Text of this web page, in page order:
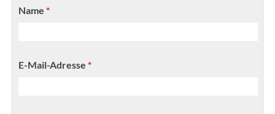
Name *
E-Mail-Adresse *